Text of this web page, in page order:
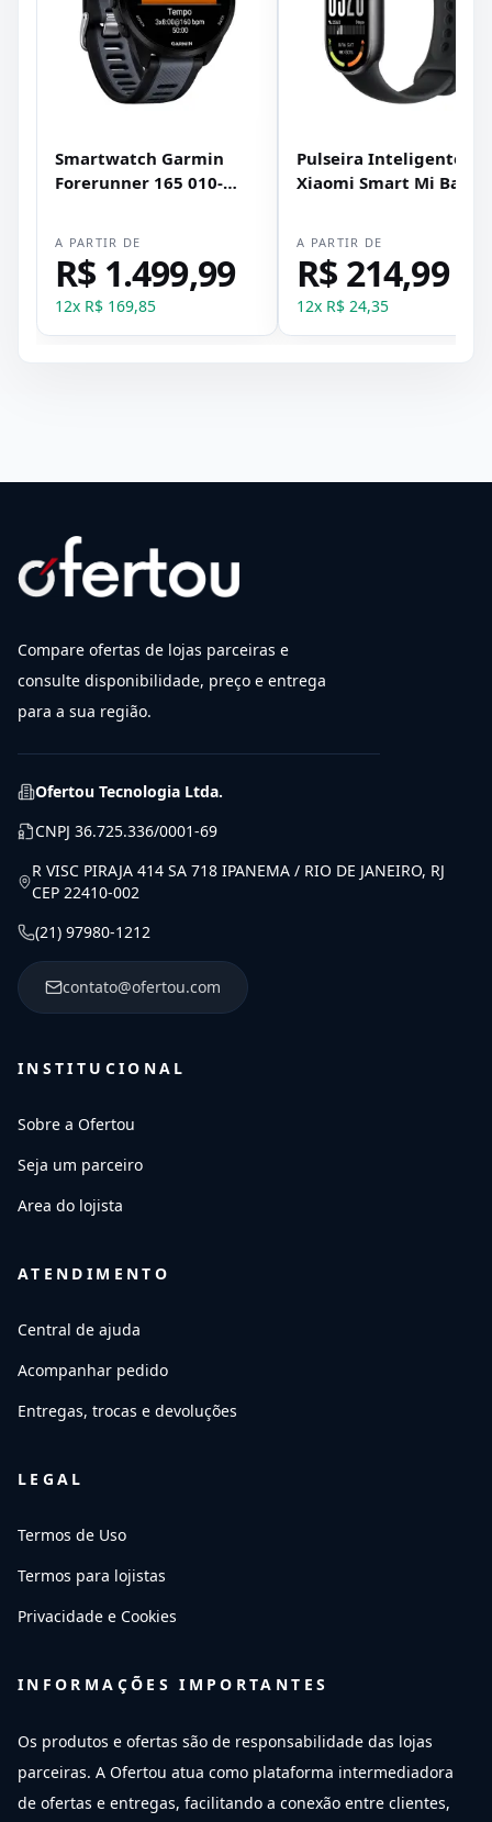
Smartwatch Garmin
Forerunner 165 010-
A PARTIR DE
R$ 1.499,99
12x R$ 169,85
Pulseira Inteligente
Xiaomi Smart Mi Band
A PARTIR DE
R$ 214,99
12x R$ 24,35
Compare ofertas de lojas parceiras e
consulte disponibilidade, preço e entrega
para a sua região.
Ofertou Tecnologia Ltda.
CNPJ 36.725.336/0001-69
R VISC PIRAJA 414 SA 718 IPANEMA / RIO DE JANEIRO, RJ
CEP 22410-002
(21) 97980-1212
contato@ofertou.com
INSTITUCIONAL
Sobre a Ofertou
Seja um parceiro
Area do lojista
ATENDIMENTO
Central de ajuda
Acompanhar pedido
Entregas, trocas e devoluções
LEGAL
Termos de Uso
Termos para lojistas
Privacidade e Cookies
INFORMAÇÕES IMPORTANTES
Os produtos e ofertas são de responsabilidade das lojas
parceiras. A Ofertou atua como plataforma intermediadora
de ofertas e entregas, facilitando a conexão entre clientes,